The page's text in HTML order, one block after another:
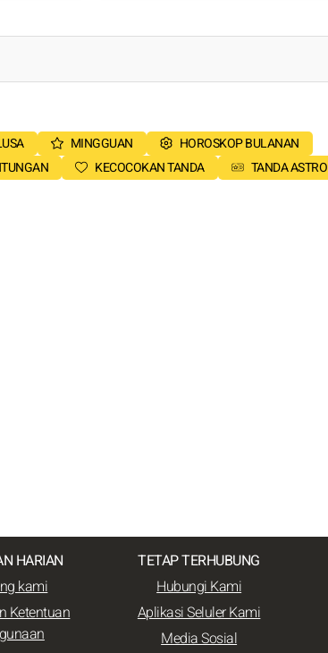
MINGGUAN
HOROSKOP BULANAN
KECOCOKAN TANDA TANDA ASTRO
HARIAN
kami
Ketentuan
TETAP TERHUBUNG
Hubungi Kami
Aplikasi Seluler Kami
Media Sosial